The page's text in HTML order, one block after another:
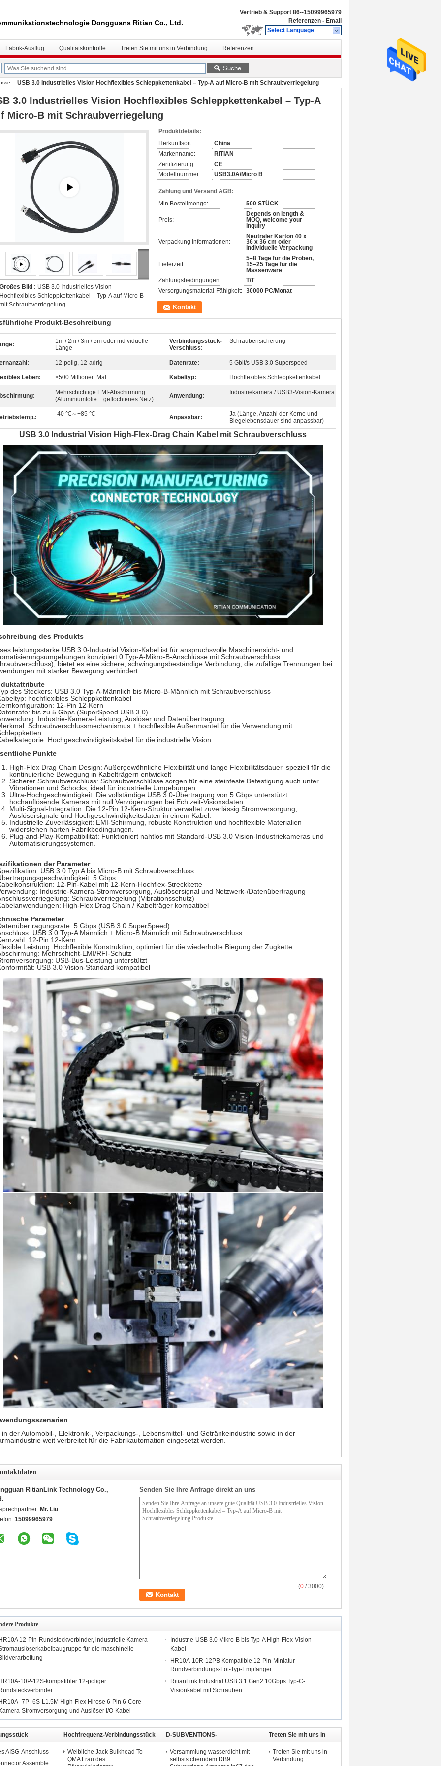
Dongguans Ritian Co., Ltd.
Vertrieb & Support 86--15099965979
Referenzen - Email
Select Language
Fabrik-Ausflug Qualitätskontrolle Treten Sie mit uns in Verbindung Referenzen
Suche
USB 3.0 Industrielles Vision Hochflexibles Schleppkettenkabel – Typ-A auf Micro-B mit Schraubverriegelung
3.0 Industrielles Vision Hochflexibles Schleppkettenkabel – Typ-A
Micro-B mit Schraubverriegelung
Großes Bild : USB 3.0 Industrielles Vision
Hochflexibles Schleppkettenkabel – Typ-A auf Micro-B
mit Schraubverriegelung
Produktdetails:
Herkunftsort:
China
Markenname:
RITIAN
Zertifizierung:
CE
Modellnummer:
USB3.0A/Micro B
Zahlung und Versand AGB:
Min Bestellmenge:
500 STÜCK
Preis:
Depends on length &
MOQ, welcome your
inquiry
Verpackung Informationen:
Neutraler Karton 40 x
36 x 36 cm oder
individuelle Verpackung
Lieferzeit:
5–8 Tage für die Proben,
15–25 Tage für die
Massenware
Zahlungsbedingungen:
T/T
Versorgungsmaterial-Fähigkeit: 30000 PC/Monat
Kontakt
Produkt-Beschreibung
1m / 2m / 3m / 5m oder individuelle
Länge
Verbindungsstück-
Verschluss:
Schraubensicherung
12-polig, 12-adrig Datenrate: 5 Gbit/s USB 3.0 Superspeed
Leben: ≥500 Millionen Mal Kabeltyp: Hochflexibles Schleppkettenkabel
Mehrschichtige EMI-Abschirmung
(Aluminiumfolie + geflochtenes Netz)
Anwendung: Industriekamera / USB3-Vision-Kamera
-40 ℃～+85 ℃ Anpassbar:
Ja (Länge, Anzahl der Kerne und
Biegelebensdauer sind anpassbar)
USB 3.0 Industrial Vision High-Flex-Drag Chain Kabel mit Schraubverschluss
des Produkts
leistungsstarke USB 3.0-Industrial Vision-Kabel ist für anspruchsvolle Maschinensicht- und
konzipiert.0 Typ-A-Mikro-B-Anschlüsse mit Schraubverschluss
bietet es eine sichere, schwingungsbeständige Verbindung, die zufällige Trennungen bei
mit starker Bewegung verhindert.
des Steckers: USB 3.0 Typ-A-Männlich bis Micro-B-Männlich mit Schraubverschluss
hochflexibles Schleppkettenkabel
12-Pin 12-Kern
bis zu 5 Gbps (SuperSpeed USB 3.0)
Industrie-Kamera-Leistung, Auslöser und Datenübertragung
Schraubverschlussmechanismus + hochflexible Außenmantel für die Verwendung mit
Hochgeschwindigkeitskabel für die industrielle Vision
Punkte
High-Flex Drag Chain Design: Außergewöhnliche Flexibilität und lange Flexibilitätsdauer, speziell für die
kontinuierliche Bewegung in Kabelträgern entwickelt
Sicherer Schraubverschluss: Schraubverschlüsse sorgen für eine steinfeste Befestigung auch unter
Vibrationen und Schocks, ideal für industrielle Umgebungen.
Ultra-Hochgeschwindigkeit: Die vollständige USB 3.0-Übertragung von 5 Gbps unterstützt
hochauflösende Kameras mit null Verzögerungen bei Echtzeit-Visionsdaten.
Multi-Signal-Integration: Die 12-Pin 12-Kern-Struktur verwaltet zuverlässig Stromversorgung,
Auslösersignale und Hochgeschwindigkeitsdaten in einem Kabel.
Industrielle Zuverlässigkeit: EMI-Schirmung, robuste Konstruktion und hochflexible Materialien
widerstehen harten Fabrikbedingungen.
Plug-and-Play-Kompatibilität: Funktioniert nahtlos mit Standard-USB 3.0 Vision-Industriekameras und
Automatisierungssystemen.
der Parameter
USB 3.0 Typ A bis Micro-B mit Schraubverschluss
5 Gbps
12-Pin-Kabel mit 12-Kern-Hochflex-Streckkette
Industrie-Kamera-Stromversorgung, Auslösersignal und Netzwerk-/Datenübertragung
Schraubverriegelung (Vibrationsschutz)
High-Flex Drag Chain / Kabelträger kompatibel
Parameter
5 Gbps (USB 3.0 SuperSpeed)
USB 3.0 Typ-A Männlich + Micro-B Männlich mit Schraubverschluss
12-Pin 12-Kern
Leistung: Hochflexible Konstruktion, optimiert für die wiederholte Biegung der Zugkette
Mehrschicht-EMI/RFI-Schutz
USB-Bus-Leistung unterstützt
USB 3.0 Vision-Standard kompatibel
in der Automobil-, Elektronik-, Verpackungs-, Lebensmittel- und Getränkeindustrie sowie in der
weit verbreitet für die Fabrikautomation eingesetzt werden.
RitianLink Technology Co.,
Mr. Liu
15099965979
Senden Sie Ihre Anfrage direkt an uns
(0 / 3000)
Produkte
12-Pin-Rundsteckverbinder, industrielle Kamera-
für die maschinelle
Industrie-USB 3.0 Mikro-B bis Typ-A High-Flex-Vision-
Kabel
HR10A-10R-12PB Kompatible 12-Pin-Miniatur-
Rundverbindungs-Löt-Typ-Empfänger
10P-12S-kompatibler 12-poliger
RitianLink Industrial USB 3.1 Gen2 10Gbps Typ-C-
Visionkabel mit Schrauben
L1.5M High-Flex Hirose 6-Pin 6-Core-
Stromversorgung und Auslöser I/O-Kabel
AISG-Anschluss
Assemble
Hochfrequenz-Verbindungsstück
Weibliche Jack Bulkhead To
QMA Frau des
D-SUBVENTIONS-
Verbindungsstück
Versammlung wasserdicht mit
selbstsicherndem DB9
Treten Sie mit uns in
Verbindung
Treten Sie mit uns in
Verbindung